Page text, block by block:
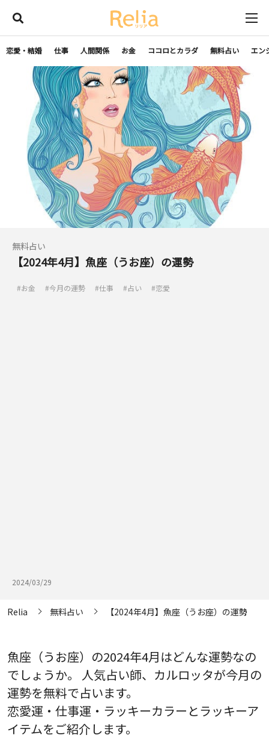
恋愛・結婚 仕事 人間関係 お金 ココロとカラダ 無料占い エン
無料占い
【2024年4月】魚座（うお座）の運勢
お金 今月の運勢 仕事 占い 恋愛
2024/03/29
Relia 無料占い 【2024年4月】魚座（うお座）の運勢
魚座（うお座）の2024年4月はどんな運勢なの
でしょうか。 人気占い師、カルロッタが今月の
運勢を無料で占います。
恋愛運・仕事運・ラッキーカラーとラッキーア
イテムをご紹介します。